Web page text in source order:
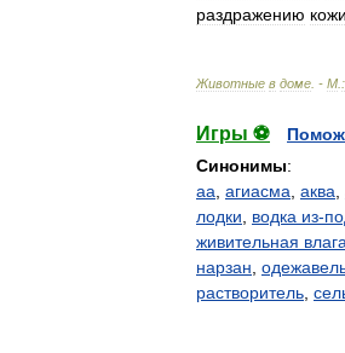
раздражению кожи
Животные в доме . - М :
Игры ⚽
Синонимы:
аа агиасма аква
лодки
водка из-
живительная влага
нарзан
растворитель